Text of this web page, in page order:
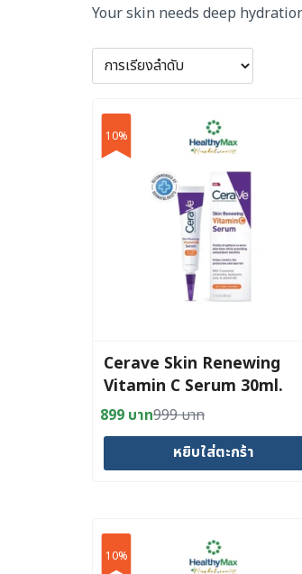
Your skin needs deep
10%
Cerave Skin Renewing
Vitamin C Serum 30ml.
999บาท
Original
price
was:
899 บาท
Current
price
is:
หยิบใส่ตะกร้า
10%